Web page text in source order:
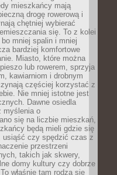
mieszkańcy mają
drogę rowerową i
chętniej wybierać
się. To z kolei
mniej spalin i mniej
bardziej komfortowe
Miasto, które można
lub rowerem, sprzyja
kawiarniom i drobnym
częściej korzystać z
Nie mniej istotne jest
Dawne osiedla
myślenia o
się na liczbie mieszkań,
będą mieli gdzie się
usiąść czy spędzić czas z
przestrzeni
takich jak skwery,
domy kultury czy dobrze
właśnie tam rodzą się